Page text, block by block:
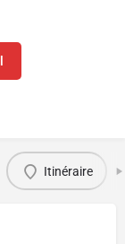
Itinéraire